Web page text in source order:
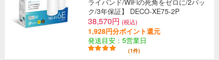
ライバンド/WiFiの死角をゼロに/2パッ
ク/3年保証】 DECO-XE75-2P
38,570円 (税込)
1,928円分ポイント還元
発送目安：5営業日
(1件)